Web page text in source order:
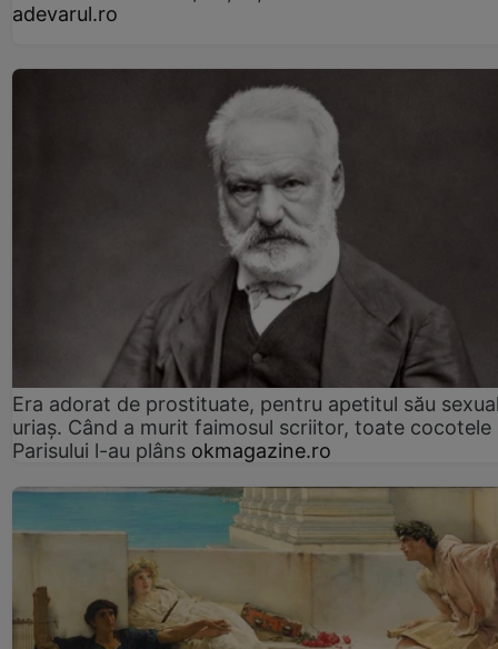
adevarul.ro
Era adorat de prostituate, pentru apetitul său
uriaș. Când a murit faimosul scriitor, toate cocotele
Parisului l-au plâns okmagazine.ro